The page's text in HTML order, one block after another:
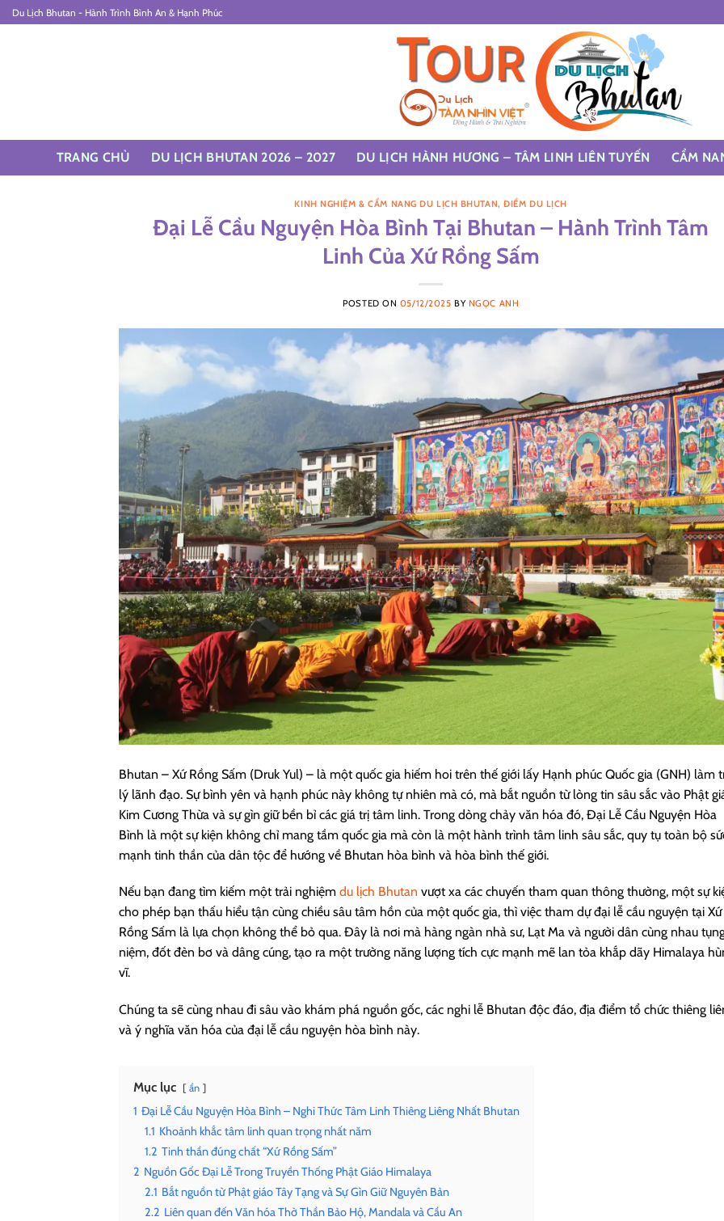
Skip
to
Du Lịch Bhutan - Hành Trình Bình An & Hạnh Phúc
TRANG CHỦ DU LỊCH BHUTAN 2026 – 2027 DU LỊCH HÀNH HƯƠNG – TÂM LINH LIÊN TUYẾN CẨM
KINH NGHIỆM & CẨM NANG DU LỊCH BHUTAN,ĐIỂM DU LỊCH
Đại Lễ Cầu Nguyện Hòa Bình Tại Bhutan – Hành Trình Tâm
Linh Của Xứ Rồng Sấm
POSTED ON 05/12/2025 BY NGỌC ANH
Bhutan – Xứ Rồng Sấm (Druk Yul) – là một quốc gia hiếm hoi trên thế giới lấy Hạnh phúc Quốc gia (GNH) làm
lý lãnh đạo. Sự bình yên và hạnh phúc này không tự nhiên mà có, mà bắt nguồn từ lòng tin sâu sắc vào Phật
Kim Cương Thừa và sự gìn giữ bền bỉ các giá trị tâm linh. Trong dòng chảy văn hóa đó, Đại Lễ Cầu Nguyện Hòa
Bình là một sự kiện không chỉ mang tầm quốc gia mà còn là một hành trình tâm linh sâu sắc, quy tụ toàn bộ
mạnh tinh thần của dân tộc để hướng về Bhutan hòa bình và hòa bình thế giới.
Nếu bạn đang tìm kiếm một trải nghiệm du lịch Bhutan vượt xa các chuyến tham quan thông thường, một sự
cho phép bạn thấu hiểu tận cùng chiều sâu tâm hồn của một quốc gia, thì việc tham dự đại lễ cầu nguyện tại Xứ
Rồng Sấm là lựa chọn không thể bỏ qua. Đây là nơi mà hàng ngàn nhà sư, Lạt Ma và người dân cùng nhau
niệm, đốt đèn bơ và dâng cúng, tạo ra một trường năng lượng tích cực mạnh mẽ lan tỏa khắp dãy Himalaya
vĩ.
Chúng ta sẽ cùng nhau đi sâu vào khám phá nguồn gốc, các nghi lễ Bhutan độc đáo, địa điểm tổ chức thiêng
và ý nghĩa văn hóa của đại lễ cầu nguyện hòa bình này.
Mục lục ẩn
1 Đại Lễ Cầu Nguyện Hòa Bình – Nghi Thức Tâm Linh Thiêng Liêng Nhất Bhutan
1.1 Khoảnh khắc tâm linh quan trọng nhất năm
1.2 Tinh thần đúng chất “Xứ Rồng Sấm”
2 Nguồn Gốc Đại Lễ Trong Truyền Thống Phật Giáo Himalaya
2.1 Bắt nguồn từ Phật giáo Tây Tạng và Sự Gìn Giữ Nguyên Bản
2.2 Liên quan đến Văn hóa Thờ Thần Bảo Hộ, Mandala và Cầu An